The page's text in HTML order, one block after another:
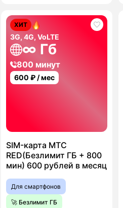
ХИТ
3G, 4G, VoLTE
∞ Гб
800 минут
600 ₽ / мес
SIM-карта МТС
RED(Безлимит ГБ + 800
мин) 600 рублей в месяц
Для смартфонов
🚀 Безлимит ГБ